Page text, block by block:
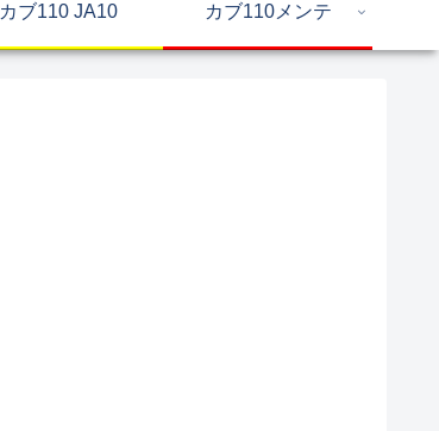
カブ110 JA10 カブ110メンテ